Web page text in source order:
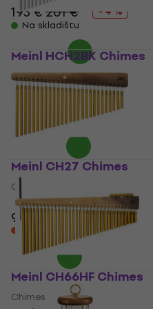
193 €201 €
- 4 %
Na skladištu
Meinl HCH2BK Chimes
Chimes
5 /5
Na skladištu
Meinl CH27 Chimes
Chimes
4,8/5
91,20 €
Na putu
Meinl CH66HF Chimes
Chimes